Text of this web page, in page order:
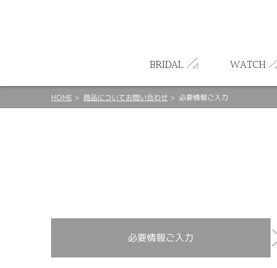
BRIDAL WATCH
HOME 商品についてお問い合わせ 必要情報ご入力
必要情報ご入力